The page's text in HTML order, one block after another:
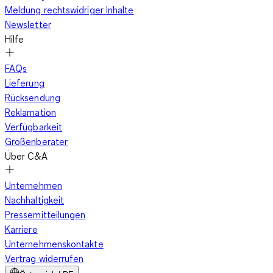
weiteren Accessoires, wie beispielsweise den Ohrringen oder
den Schuhen, bist Du modisch in Topform und auch für die
nächste geschäftliche Besprechung bestens gerüstet. Soll der
Gürtel lediglich dafür sorgen, dass die Hose nicht rutscht, tut
es auch ein schlichter Gürtel für Damen ohne
Schmuckelemente in der passenden Farbe.
Gürtel für Damen – auch aus Stoff günstig
Du möchtest mal etwas anderes ausprobieren als den
klassischen Ledergürtel? Dann schnalle doch einmal die
Stoffversion um. Ein solcher Gürtel für Damen von C&A ist
besonders günstig für Kleider. Auch Mäntel oder Jacken sind
meist mit Stoffgürteln ausgestattet. Das Besondere:
Stoffgürtel für Damen haben oft keine Löcher und lassen sich
Meldung rechtswidriger Inhalte
Newsletter
Hilfe
FAQs
Lieferung
Rücksendung
Reklamation
Verfügbarkeit
Größenberater
Über C&A
Unternehmen
Nachhaltigkeit
Pressemitteilungen
Karriere
Unternehmenskontakte
Vertrag widerrufen